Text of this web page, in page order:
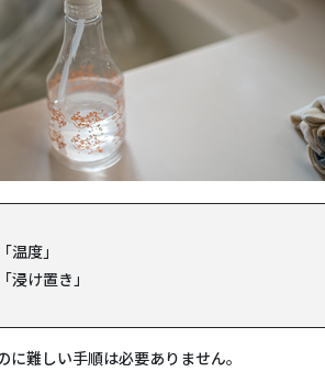
温度」
浸け置き」
難しい手順は必要ありません。